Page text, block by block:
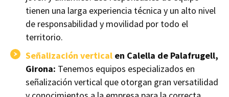
tienen una larga experiencia técnica y un alto nivel
de responsabilidad y movilidad por todo el
territorio.
Señalización vertical en Calella de Palafrugell,
Girona: Tenemos equipos especializados en
señalización vertical que otorgan gran versatilidad